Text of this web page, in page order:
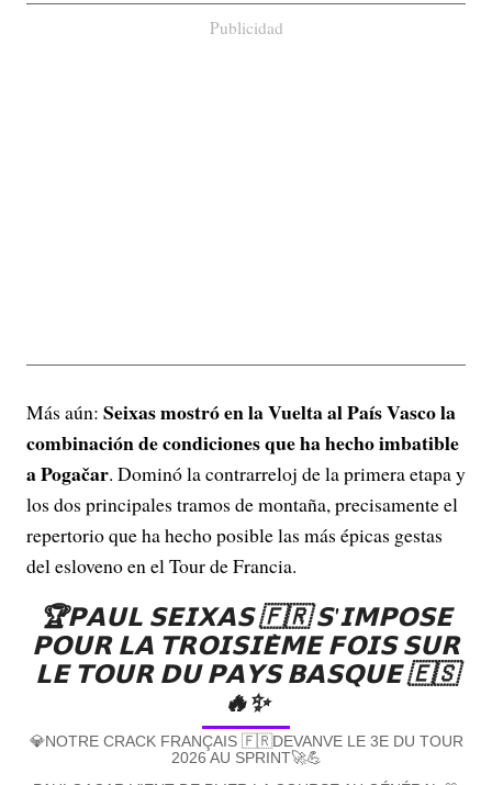
Publicidad
Más aún: Seixas mostró en la Vuelta al País Vasco la
combinación de condiciones que ha hecho imbatible
a Pogačar. Dominó la contrarreloj de la primera etapa y
los dos principales tramos de montaña, precisamente el
repertorio que ha hecho posible las más épicas gestas
del esloveno en el Tour de Francia.
🏆𝗣𝗔𝗨𝗟 𝗦𝗘𝗜𝗫𝗔𝗦 🇫🇷 𝗦'𝗜𝗠𝗣𝗢𝗦𝗘
𝗣𝗢𝗨𝗥 𝗟𝗔 𝗧𝗥𝗢𝗜𝗦𝗜𝗘̀𝗠𝗘 𝗙𝗢𝗜𝗦 𝗦𝗨𝗥
𝗟𝗘 𝗧𝗢𝗨𝗥 𝗗𝗨 𝗣𝗔𝗬𝗦 𝗕𝗔𝗦𝗤𝗨𝗘 🇪🇸
🔥✨️
💎NOTRE CRACK FRANÇAIS 🇫🇷DEVANVE LE 3E DU TOUR
2026 AU SPRINT🚀💪